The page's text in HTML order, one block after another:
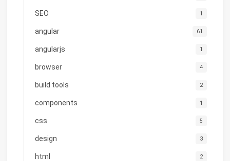
SEO 1
angular 61
angularjs 1
browser 4
build tools 2
components 1
css 5
design 3
html 2